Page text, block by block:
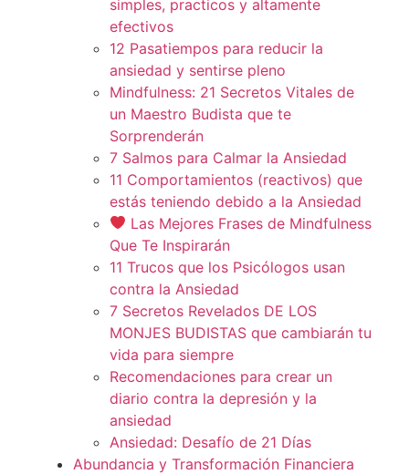
simples, practicos y altamente
efectivos
12 Pasatiempos para reducir la
ansiedad y sentirse pleno
Mindfulness: 21 Secretos Vitales de
un Maestro Budista que te
Sorprenderán
7 Salmos para Calmar la Ansiedad
11 Comportamientos (reactivos) que
estás teniendo debido a la Ansiedad
Las Mejores Frases de Mindfulness
Que Te Inspirarán
11 Trucos que los Psicólogos usan
contra la Ansiedad
7 Secretos Revelados DE LOS
MONJES BUDISTAS que cambiarán tu
vida para siempre
Recomendaciones para crear un
diario contra la depresión y la
ansiedad
Ansiedad: Desafío de 21 Días
Abundancia y Transformación Financiera